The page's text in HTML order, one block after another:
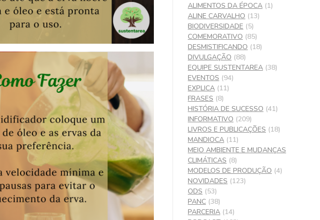
ALIMENTOS DA ÉPOCA (1)
ALINE CARVALHO (13)
BIODIVERSIDADE (5)
COMEMORATIVO (85)
DESMISTIFICANDO (18)
DIVULGAÇÃO (88)
EQUIPE SUSTENTAREA (38)
EVENTOS (94)
EXPLICA (11)
FRASES (8)
HISTÓRIA DE SUCESSO (41)
INFORMATIVO (209)
LIVROS E PUBLICAÇÕES (18)
MANDIOCA (11)
MEIO AMBIENTE E MUDANÇAS
CLIMÁTICAS (8)
MODELOS DE PRODUÇÃO (4)
NOVIDADES (123)
ODS (53)
PANC (38)
PARCERIA (14)